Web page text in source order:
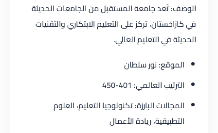
الوصف: تُعد جامعة المستقبل من الجامعات الحديثة
في كازاخستان، تركز على التعليم الابتكاري والتقنيات
الحديثة في التعليم العالي.
الموقع: نور سلطان
الترتيب العالمي: 401-450
المجالات البارزة: تكنولوجيا التعليم، العلوم
التطبيقية، ريادة الأعمال